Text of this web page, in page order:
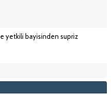
yetkili bayisinden supriz